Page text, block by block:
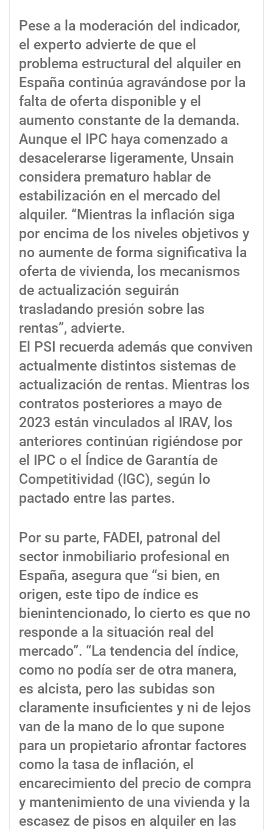
Pese a la moderación del indicador,
el experto advierte de que el
problema estructural del alquiler en
España continúa agravándose por la
falta de oferta disponible y el
aumento constante de la demanda.
Aunque el IPC haya comenzado a
desacelerarse ligeramente, Unsain
considera prematuro hablar de
estabilización en el mercado del
alquiler. “Mientras la inflación siga
por encima de los niveles objetivos y
no aumente de forma significativa la
oferta de vivienda, los mecanismos
de actualización seguirán
trasladando presión sobre las
rentas”, advierte.
El PSI recuerda además que conviven
actualmente distintos sistemas de
actualización de rentas. Mientras los
contratos posteriores a mayo de
2023 están vinculados al IRAV, los
anteriores continúan rigiéndose por
el IPC o el Índice de Garantía de
Competitividad (IGC), según lo
pactado entre las partes.
Por su parte, FADEI, patronal del
sector inmobiliario profesional en
España, asegura que “si bien, en
origen, este tipo de índice es
bienintencionado, lo cierto es que no
responde a la situación real del
mercado”. “La tendencia del índice,
como no podía ser de otra manera,
es alcista, pero las subidas son
claramente insuficientes y ni de lejos
van de la mano de lo que supone
para un propietario afrontar factores
como la tasa de inflación, el
encarecimiento del precio de compra
y mantenimiento de una vivienda y la
escasez de pisos en alquiler en las